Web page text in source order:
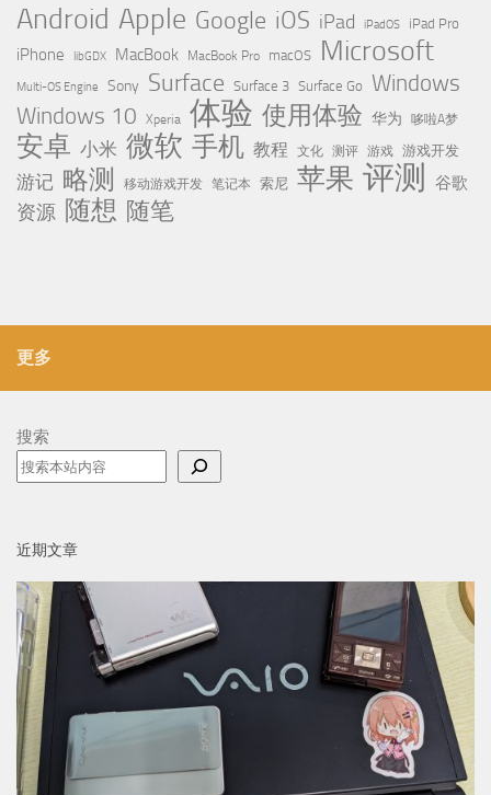
Android Apple Google iOS iPad iPadOS iPad Pro
iPhone libGDX MacBook MacBook Pro macOS Microsoft
Multi-OS Engine Sony Surface Surface 3 Surface Go Windows
Windows 10 Xperia 体验 使用体验 华为 哆啦A梦
安卓 小米 微软 手机 教程 文化 测评 游戏 游戏开发
游记 略测 移动游戏开发 笔记本 索尼 苹果 评测 谷歌
资源 随想 随笔
更多
搜索
近期文章